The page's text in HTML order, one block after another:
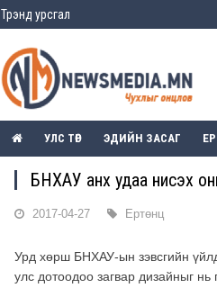
Трэнд урсгал
УЛС ТӨР ЭДИЙН ЗАСАГ
БНХАУ анх удаа нисэх
2017-04-27 Ертөнц
Урд хөрш БНХАУ-ын зэвсгийн
улс дотоодоо загвар дизайныг нь